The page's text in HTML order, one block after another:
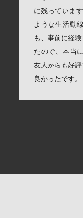
に残っていま
ような生活動
も、事前に経
たので、本当
友人からも好
良かったです。